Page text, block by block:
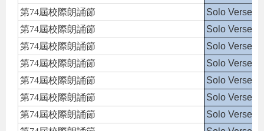
第74屆校際朗誦節
Solo Verse
第74屆校際朗誦節
Solo Verse
第74屆校際朗誦節
Solo Verse
第74屆校際朗誦節
Solo Verse
第74屆校際朗誦節
Solo Verse
第74屆校際朗誦節
Solo Verse
第74屆校際朗誦節
Solo Verse